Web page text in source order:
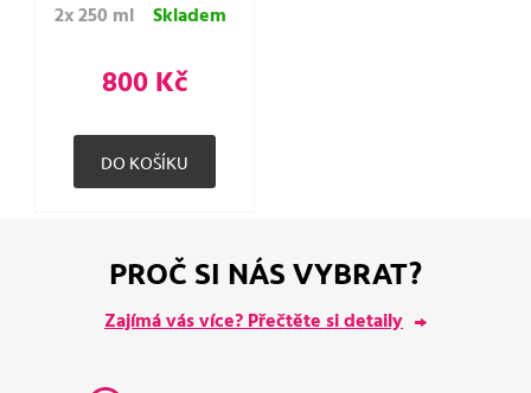
2x 250 ml Skladem
800 Kč
PROČ SI NÁS VYBRAT?
Zajímá vás více? Přečtěte si detaily